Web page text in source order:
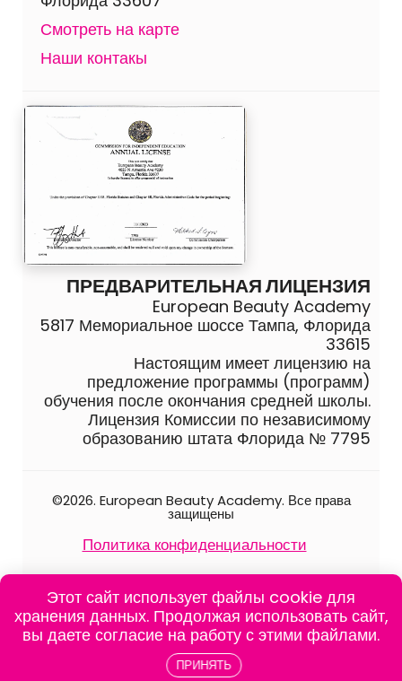
Смотреть на карте
Наши контакы
ПРЕДВАРИТЕЛЬНАЯ ЛИЦЕНЗИЯ
European Beauty Academy
5817 Мемориальное шоссе Тампа, Флорида
33615
Настоящим имеет лицензию на
предложение программы (программ)
обучения после окончания средней школы.
Лицензия Комиссии по независимому
образованию штата Флорида № 7795
©2026. European Beauty Academy. Все права
защищены
Политика конфиденциальности
Каталог школы
Этот сайт использует файлы cookie для
хранения данных. Продолжая использовать сайт,
вы даете согласие на работу с этими файлами.
ПРИНЯТЬ